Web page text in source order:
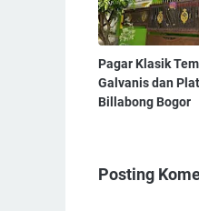
Pagar Klasik
Galvanis dan
Billabong Bogor
Posting